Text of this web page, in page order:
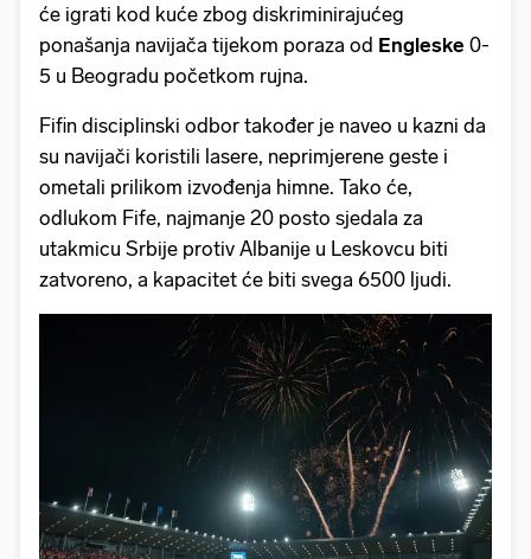
će igrati kod kuće zbog diskriminirajućeg
ponašanja navijača tijekom poraza od Engleske 0-
5 u Beogradu početkom rujna.
Fifin disciplinski odbor također je naveo u kazni da
su navijači koristili lasere, neprimjerene geste i
ometali prilikom izvođenja himne. Tako će,
odlukom Fife, najmanje 20 posto sjedala za
utakmicu Srbije protiv Albanije u Leskovcu biti
zatvoreno, a kapacitet će biti svega 6500 ljudi.